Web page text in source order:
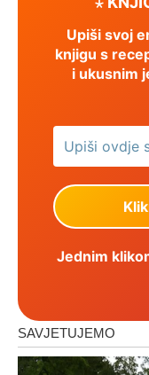
Upiši svoj
knjigu s
i ukusnim
Jednim